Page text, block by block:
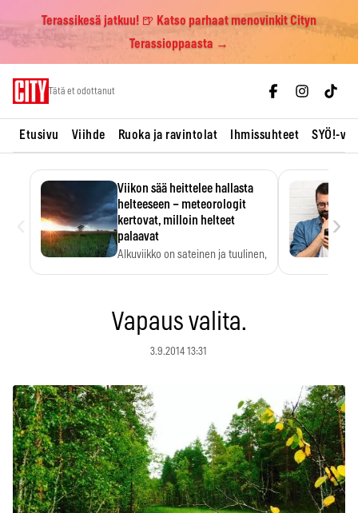
Terassikesä jatkuu! 🍺 Katso parhaat menovinkit Cityn
Terassioppaasta →
Tätä et odottanut
Etusivu Viihde Ruoka ja ravintolat Ihmissuhteet SYÖ!-
Viikon sää heittelee hallasta
helteeseen – meteorologit
kertovat, milloin helteet
palaavat
Alkuviikko on sateinen ja tuulinen,
›
Vapaus valita.
3.9.2014 13:31